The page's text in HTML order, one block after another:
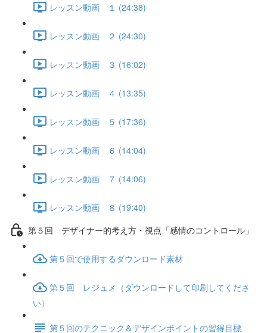
レッスン動画 １ (24:38)
レッスン動画 ２ (24:30)
レッスン動画 ３ (16:02)
レッスン動画 ４ (13:35)
レッスン動画 ５ (17:36)
レッスン動画 ６ (14:04)
レッスン動画 ７ (14:06)
レッスン動画 ８ (19:40)
第５回 デザイナー的考え方・視点「感情のコントロール」
第５回で使用するダウンロード素材
第５回 レジュメ（ダウンロードして印刷してくださ
い）
第５回のテクニック＆デザインポイントの習得目標